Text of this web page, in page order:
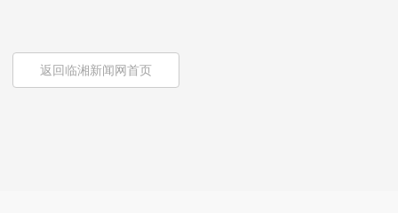
返回临湘新闻网首页